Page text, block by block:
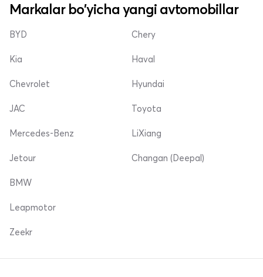
Markalar bo'yicha yangi avtomobillar
BYD
Kia
Chevrolet
Chery
Haval
Hyundai
JAC
Mercedes-Benz
Jetour
Toyota
LiXiang
Changan (Deepal)
BMW
Leapmotor
Zeekr